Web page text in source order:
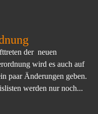
der neuen
wird es auch auf
paar Änderungen geben.
werden nur noch...